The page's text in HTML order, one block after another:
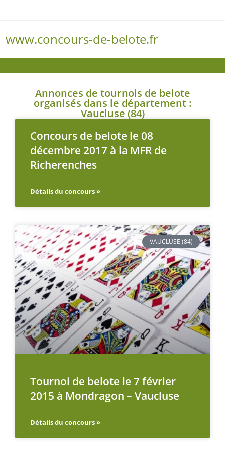
www.concours-de-belote.fr
Annonces de tournois de belote
organisés dans le département :
Vaucluse (84)
Concours de belote le 08
décembre 2017 à la MFR de
Richerenches
Détails du concours »
VAUCLUSE (84)
Tournoi de belote le 7 février
2015 à Mondragon – Vaucluse
Détails du concours »